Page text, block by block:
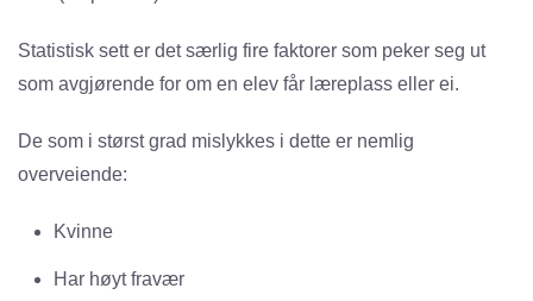
Statistisk sett er det særlig fire faktorer som peker seg ut
som avgjørende for om en elev får læreplass eller ei.
De som i størst grad mislykkes i dette er nemlig
overveiende:
Kvinne
Har høyt fravær